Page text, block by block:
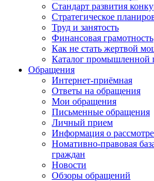
Стандарт развития
Стратегическое
Труд и занятость
Финансовая грамотность
Как не стать жертвой
Каталог промышленной
Обращения
Интернет-приёмная
Ответы на обращения
Мои обращения
Письменные обращения
Личный прием
Информация о
Номативно-правовая
граждан
Новости
Обзоры обращений